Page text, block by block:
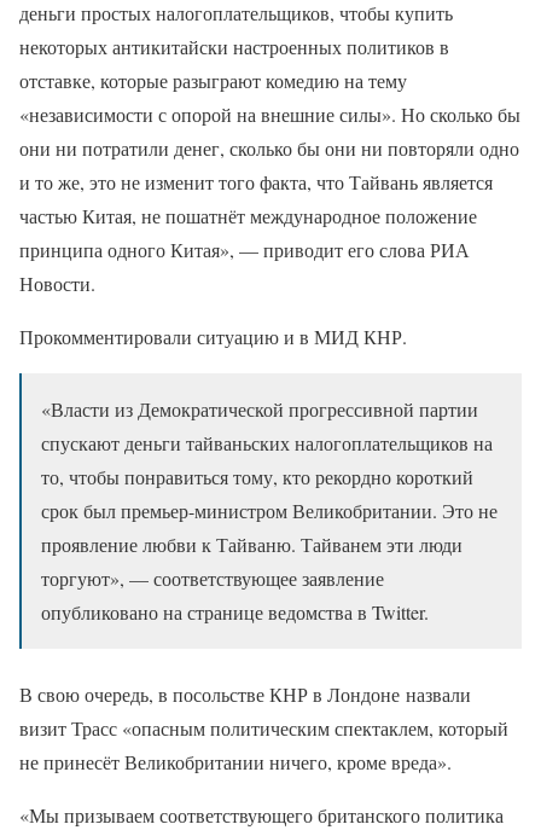
деньги простых налогоплательщиков, чтобы купить
некоторых антикитайски настроенных политиков в
отставке, которые разыграют комедию на тему
«независимости с опорой на внешние силы». Но сколько бы
они ни потратили денег, сколько бы они ни повторяли одно
и то же, это не изменит того факта, что Тайвань является
частью Китая, не пошатнёт международное положение
принципа одного Китая», — приводит его слова РИА
Новости.
Прокомментировали ситуацию и в МИД КНР.
«Власти из Демократической прогрессивной партии
спускают деньги тайваньских налогоплательщиков на
то, чтобы понравиться тому, кто рекордно короткий
срок был премьер-министром Великобритании. Это не
проявление любви к Тайваню. Тайванем эти люди
торгуют», — соответствующее заявление
опубликовано на странице ведомства в Twitter.
В свою очередь, в посольстве КНР в Лондоне назвали
визит Трасс «опасным политическим спектаклем, который
не принесёт Великобритании ничего, кроме вреда».
«Мы призываем соответствующего британского политика